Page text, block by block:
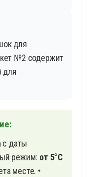
для
№2 содержит
для
с даты
режим: от 5°С
месте. •